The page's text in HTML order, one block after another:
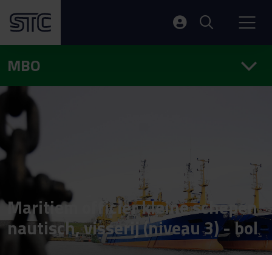
MBO
Maritiem officier kleine schepen
nautisch, visserij (niveau 3) - bol